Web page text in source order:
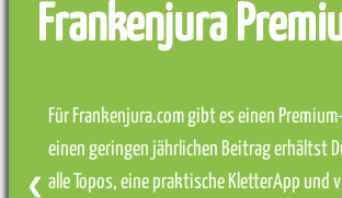
Frankenjura
Für Frankenjura.com gibt es einen
einen geringen jährlichen Beitrag erhältst
alle Topos, eine praktische KletterApp und
❮